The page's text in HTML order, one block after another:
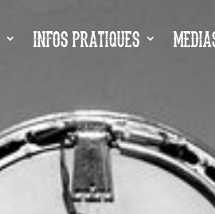
INFOS PRATIQUES